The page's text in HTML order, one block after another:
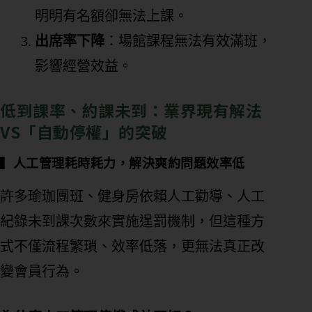
明明有名額卻無法上課。
出席率下降 ：場館課程無法有效滿班，
影響經營效益。
低到課率、約課未到：業界現有解法
VS「自動停權」的突破
人工管理耗時耗力，解決爽約問題效率低
許多瑜珈團班、健身房依賴人工勸導、人工
紀錄未到課次數來實施逞罰機制，但這種方
式不僅流程繁瑣、效率低落，更無法真正改
變會員行為。